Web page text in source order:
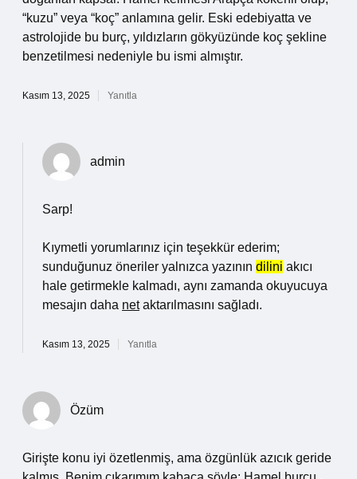
“kuzu” veya “koç” anlamına gelir. Eski edebiyatta ve
astrolojide bu burç, yıldızların gökyüzünde koç şekline
benzetilmesi nedeniyle bu ismi almıştır.
Kasım 13, 2025 Yanıtla
admin
Sarp!
Kıymetli yorumlarınız için teşekkür ederim;
sunduğunuz öneriler yalnızca yazının dilini akıcı
hale getirmekle kalmadı, aynı zamanda okuyucuya
mesajın daha netaktarılmasını sağladı.
Kasım 13, 2025 Yanıtla
Özüm
Girişte konu iyi özetlenmiş, ama özgünlük azıcık geride